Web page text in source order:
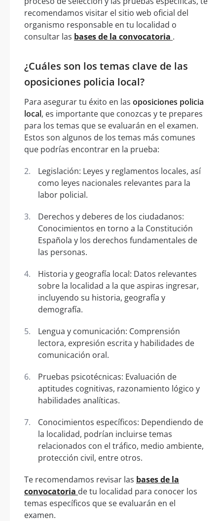
recomendamos visitar el sitio web oficial del
organismo responsable en tu localidad o
consultar las bases de la convocatoria .
¿Cuáles son los temas clave de las
oposiciones policia local?
Para asegurar tu éxito en las oposiciones policia
local, es importante que conozcas y te prepares
para los temas que se evaluarán en el examen.
Estos son algunos de los temas más comunes
que podrías encontrar en la prueba:
Legislación: Leyes y reglamentos locales, así
como leyes nacionales relevantes para la
labor policial.
Derechos y deberes de los ciudadanos:
Conocimientos en torno a la Constitución
Española y los derechos fundamentales de
las personas.
Historia y geografía local: Datos relevantes
sobre la localidad a la que aspiras ingresar,
incluyendo su historia, geografía y
demografía.
Lengua y comunicación: Comprensión
lectora, expresión escrita y habilidades de
comunicación oral.
Pruebas psicotécnicas: Evaluación de
aptitudes cognitivas, razonamiento lógico y
habilidades analíticas.
Conocimientos específicos: Dependiendo de
la localidad, podrían incluirse temas
relacionados con el tráfico, medio ambiente,
protección civil, entre otros.
Te recomendamos revisar las bases de la
convocatoria de tu localidad para conocer los
temas específicos que se evaluarán en el
examen.